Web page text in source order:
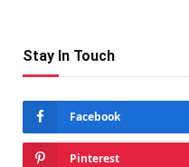
Stay In Touch
Facebook
Pinterest